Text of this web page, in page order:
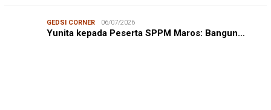
GEDSI CORNER 06/07/2026
Yunita kepada Peserta SPPM Maros: Bangun…